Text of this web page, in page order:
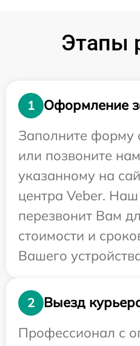
Этапы
1
Оформление
Заполните форму
или позвоните
указанному на
центра Veber. Наш
перезвонит Вам
стоимости и
Вашего
2
Выезд
Профессионал с